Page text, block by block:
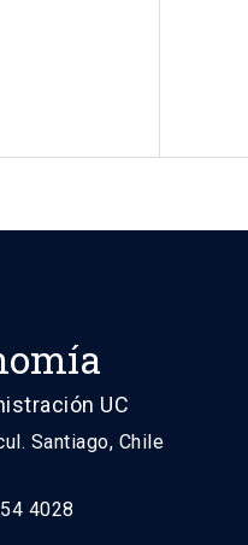
UC
Santiago, Chile
4028